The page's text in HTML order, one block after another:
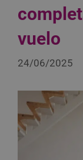
vuelo
24/06/2025